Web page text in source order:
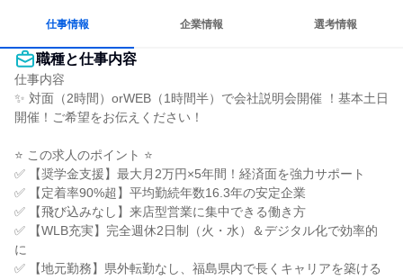
仕事情報 企業情報 選考情報
職種と仕事内容
仕事内容
✨ 対面（2時間）orWEB（1時間半）で会社説明会開催 ！基本土日
開催！ご希望をお伝えください！
⭐ この求人のポイント ⭐
✅ 【奨学金支援】最大月2万円×5年間！経済面を強力サポート
✅ 【定着率90%超】平均勤続年数16.3年の安定企業
✅ 【飛び込みなし】来店型営業に集中できる働き方
✅ 【WLB充実】完全週休2日制（火・水）＆デジタル化で効率的
に
✅ 【地元勤務】県外転勤なし、福島県内で長くキャリアを築ける